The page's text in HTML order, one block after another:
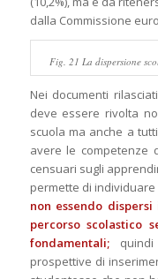
dalla Commissione
Fig. 21 La dispersione
Nei documenti
deve essere rivolta
scuola ma anche a
avere le competenze
censuari sugli
permette di individuare
non essendo
percorso scolastico
fondamentali;quindi
prospettive di